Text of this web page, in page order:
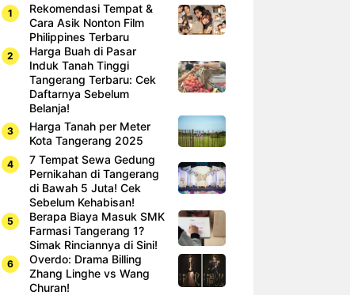
Rekomendasi Tempat &
Cara Asik Nonton Film
Philippines Terbaru
Harga Buah di Pasar
Induk Tanah Tinggi
Tangerang Terbaru: Cek
Daftarnya Sebelum
Belanja!
Harga Tanah per Meter
Kota Tangerang 2025
7 Tempat Sewa Gedung
Pernikahan di Tangerang
di Bawah 5 Juta! Cek
Sebelum Kehabisan!
Berapa Biaya Masuk SMK
Farmasi Tangerang 1?
Simak Rinciannya di Sini!
Overdo: Drama Billing
Zhang Linghe vs Wang
Churan!